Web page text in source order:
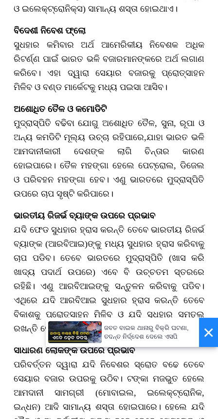
ଓ ଇଲେକ୍ଟ୍ରୋନିକ୍ସ) ସାମାନ୍ୟ ଶସ୍ତା ହୋଇଥାଏ।
ବିଦେଶୀ ନିବେଶ ଫ୍ଲୋ
ସୁଧହାର କମିବାର ଅର୍ଥ ଆମେରିକୀୟ ନିବେଶକ ଅଧିକ
ରିଟର୍ଣ୍ଣ ପାଇଁ ଭାରତ ଭଳି ବଜାରମାନଙ୍କରେ ଅର୍ଥ ଲଗାଣ
କରିବେ। ଏହା ଦ୍ୱାରା ସେୟାର ବଜାରକୁ ପ୍ରୋତ୍ସାହନ
ମିଳିବ ଓ ବଣ୍ଡ ମାର୍କେଟକୁ ମଧ୍ୟ ପଇସା ଆସିବ।
ଅଶୋଧିତ ତୈଳ ଓ କମୋଡିଟି
ମୁଦ୍ରାସ୍ପିତି ବଢିବା ଯୋଗୁ ଅଶୋଧିତ ତୈଳ, ସୁନା, ରୂପା ଓ
ଅନ୍ୟ କମଡିଟି ମୂଲ୍ୟ ଉଚ୍ଚା ରହିପାରେ,ଯାହା ଭାରତ ଭଳି
ଆମଦାନୀକାରୀ ଦେଶଙ୍କ ଲାଗି ଚିନ୍ତାର କାରଣ
ହୋଇପାରେ। ତୈଳ ମହଙ୍ଗା ହେଲେ ପେଟ୍ରୋଲ, ଡିଜେଲ
ଓ ପରିବହନ ମହଙ୍ଗା ହେବ। ଏଣୁ ଭାରତରେ ମୁଦ୍ରାସ୍ପିତି
ଉପରେ ଚାପ ସୃଷ୍ଟି କରିପାରେ।
ଭାରତୀୟ ରିଜର୍ଭ ବ୍ୟାଙ୍କ ଉପରେ ପ୍ରଭାବ
ଯଦି ଫେଡ ସୁଧହାର ହ୍ରାସ କରନ୍ତି ତେବେ ଭାରତୀୟ ରିଜର୍ଭ
ବ୍ୟାଙ୍କ (ଆରବିଆଇ)ଙ୍କୁ ମଧ୍ୟ ସୁଧହାର ହ୍ରାସ କରିବାକୁ
ଚାପ ପଡିବ। ତେବେ ଭାରତରେ ମୁଦ୍ରାସ୍ପିତି (ଖାସ କରି
ଖାଦ୍ୟ ପଦାର୍ଥ ଉପରେ) ଏବେ ବି ଉଚ୍ଚତମ ସ୍ତରରେ
ରହିଛି। ଏଣୁ ଆରବିଆଇଙ୍କୁ ସନ୍ତୁଳନ କରିବାକୁ ପଡିବ।
ଏଥିରେ ଯଦି ଆରବିଆଇ ସୁଧହାର ହ୍ରାସ କରନ୍ତି ତେବେ
ବିକାଶକୁ ପ୍ରୋତ୍ସାହନ ମିଳିବ ଓ ଯଦି ସୁଧହାର ସମତୁଲ
ରଖନ୍ତି ତେବେ ମୁଦ୍ରାସ୍ପିତି ନିୟନ୍ତ୍ରଣରେ ରହିବ।
ସାଧାରଣ ଲୋକଙ୍କ ଉପରେ ପ୍ରଭାବ
ପରିବର୍ତ୍ତନ ଦ୍ୱାରା ଯଦି ନିବେଶର ସ୍ରୋତ ବଢେ ତେବେ
ସେୟାର ବଜାର ଉପରକୁ ଉଠିବ। ଟଙ୍କା ମଜଭୁତ ହେଲେ
ଆମଦାନୀ ସାମଗ୍ରୀ (ମୋବାଇଲ, ଇଲେକ୍ଟ୍ରୋନିକ,
ଇନ୍ଧନ) ଆଦି ସାମାନ୍ୟ ଶସ୍ତା ହୋଇପାରେ। ହେଲେ ଯଦି
×
ଜବତ ବାଇକ ଥାନାରୁ ବିକ୍ରି ଘଟଣା,
ତଦନ୍ତ ନିର୍ଦ୍ଦେଶ ଦେଲେ ଏସପି